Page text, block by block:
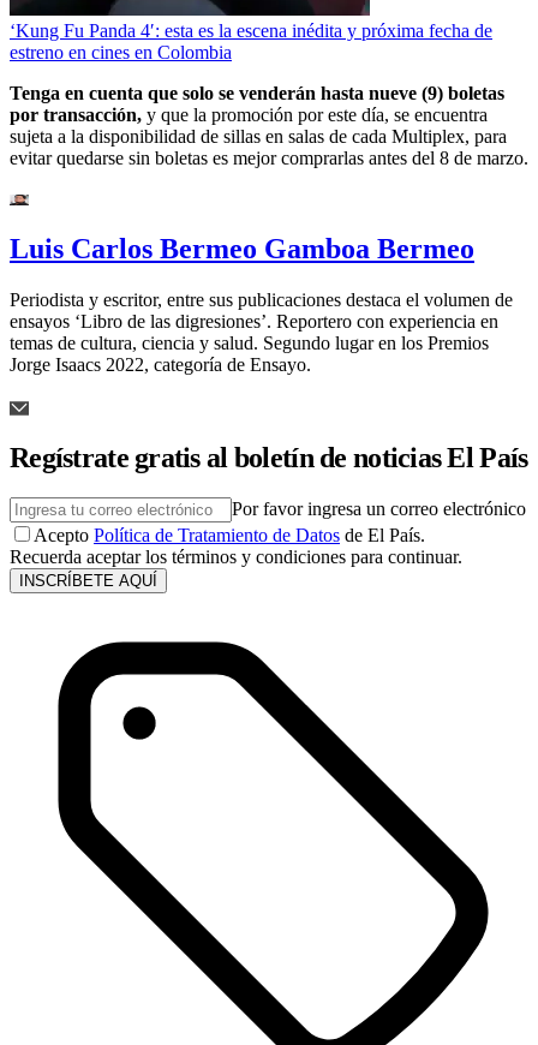
‘Kung Fu Panda 4′: esta es la escena inédita y próxima fecha de
estreno en cines en Colombia
Tenga en cuenta que solo se venderán hasta nueve (9) boletas
por transacción, y que la promoción por este día, se encuentra
sujeta a la disponibilidad de sillas en salas de cada Multiplex, para
evitar quedarse sin boletas es mejor comprarlas antes del 8 de marzo.
Luis Carlos Bermeo Gamboa Bermeo
Periodista y escritor, entre sus publicaciones destaca el volumen de
ensayos ‘Libro de las digresiones’. Reportero con experiencia en
temas de cultura, ciencia y salud. Segundo lugar en los Premios
Jorge Isaacs 2022, categoría de Ensayo.
Regístrate gratis al boletín de noticias El País
Por favor ingresa un correo electrónico
Acepto Política de Tratamiento de Datos de El País.
Recuerda aceptar los términos y condiciones para continuar.
INSCRÍBETE AQUÍ